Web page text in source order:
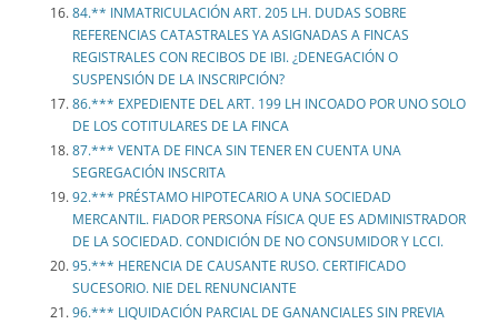
84.** INMATRICULACIÓN ART. 205 LH. DUDAS SOBRE
REFERENCIAS CATASTRALES YA ASIGNADAS A FINCAS
REGISTRALES CON RECIBOS DE IBI. ¿DENEGACIÓN O
SUSPENSIÓN DE LA INSCRIPCIÓN?
86.*** EXPEDIENTE DEL ART. 199 LH INCOADO POR UNO SOLO
DE LOS COTITULARES DE LA FINCA
87.*** VENTA DE FINCA SIN TENER EN CUENTA UNA
SEGREGACIÓN INSCRITA
92.*** PRÉSTAMO HIPOTECARIO A UNA SOCIEDAD
MERCANTIL. FIADOR PERSONA FÍSICA QUE ES ADMINISTRADOR
DE LA SOCIEDAD. CONDICIÓN DE NO CONSUMIDOR Y LCCI.
95.*** HERENCIA DE CAUSANTE RUSO. CERTIFICADO
SUCESORIO. NIE DEL RENUNCIANTE
96.*** LIQUIDACIÓN PARCIAL DE GANANCIALES SIN PREVIA